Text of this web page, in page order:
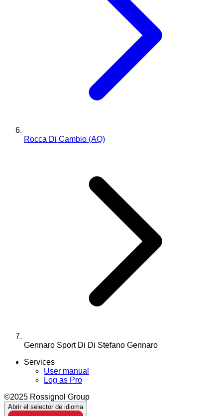
Rocca Di Cambio (AQ)
Gennaro Sport Di Di Stefano Gennaro
Services
User manual
Log as Pro
©2025 Rossignol Group
Abrir el selector de idioma